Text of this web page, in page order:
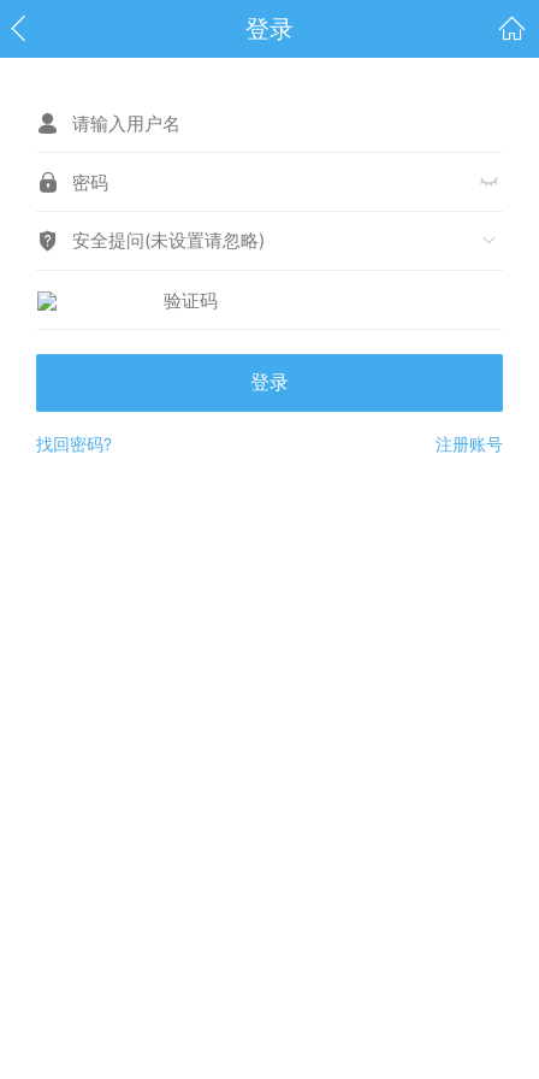
登录
安全提问(未设置请忽略)
登录
找回密码? 注册账号